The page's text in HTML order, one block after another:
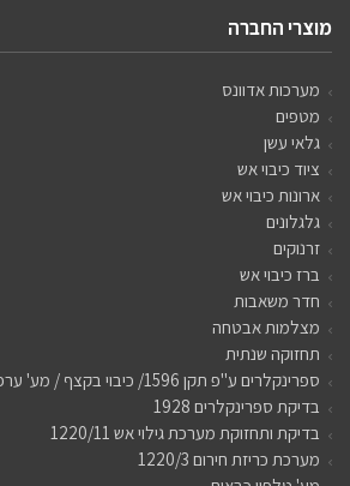
מוצרי החברה
מערכות אדוונס
מטפים
גלאי עשן
ציוד כיבוי אש
ארונות כיבוי אש
גלגלונים
זרנוקים
ברז כיבוי אש
חדר משאבות
מצלמות אבטחה
תחזוקה שנתית
ספרינקלרים ע"פ תקן 1596/ כיבוי בקצף / מע' ערפל מים בלחץ נמוך
בדיקת ספרינקלרים 1928
בדיקת ותחזוקת מערכת גילוי אש 1220/11
מערכת כריזת חירום 1220/3